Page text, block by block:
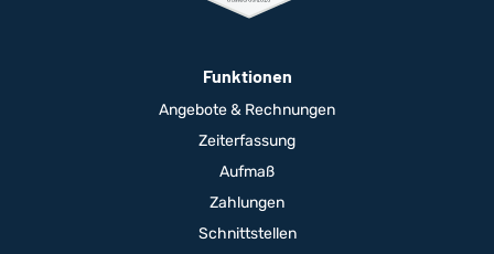
Funktionen
Angebote & Rechnungen
Zeiterfassung
Aufmaß
Zahlungen
Schnittstellen